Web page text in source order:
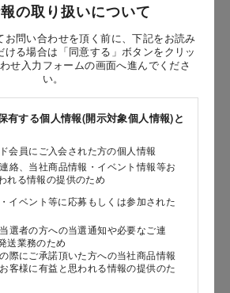
の取り扱いについて
お問い合わせを頂く前に、下記をお読み
る場合は「同意する」ボタンをクリッ
せ入力フォームの画面へ進んでくださ
い。
有する個人情報(開示対象個人情報)と
会員にご入会された方の個人情報
絡、当社商品情報・イベント情報等お
れる情報の提供のため
イベント等に応募もしくは参加された
選者の方への当選通知や必要なご連
送業務のため
際にご承諾頂いた方への当社商品情報
客様に有益と思われる情報の提供のた
BAR HIGH CACAO1本
さい）
ナ）
さい）